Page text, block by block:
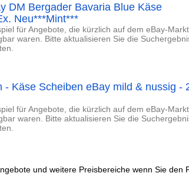
DM Bergader Bavaria Blue Käse
Neu***Mint***
für Angebote, die kürzlich auf dem eBay-
waren. Bitte aktualisieren Sie die
- Käse Scheiben eBay mild & nussig -
für Angebote, die kürzlich auf dem eBay-
waren. Bitte aktualisieren Sie die
und weitere Preisbereiche wenn Sie den